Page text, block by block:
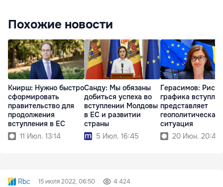
Похожие новости
Книрш: Нужно быстро
сформировать
правительство для
продолжения
вступления в ЕС
11 Июл. 13:14
Санду: Мы обязаны
добиться успеха во
вступлении Молдовы
в ЕС и развитии
страны
5 Июл. 16:45
Герасимов: Риск
графика
представляет
геополитическая
ситуация
20 Июн. 20:45
Rbc 15 июля 2022, 06:50 4 424